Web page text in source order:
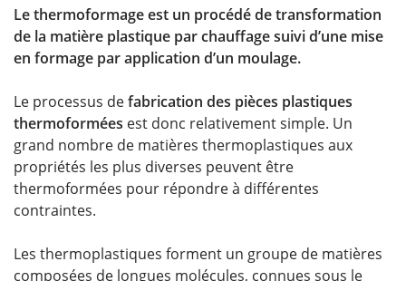
Le thermoformage est un procédé de transformation
de la matière plastique par chauffage suivi d’une mise
en formage par application d’un moulage.
Le processus defabrication des pièces plastiques
thermoformées est donc relativement simple. Un
grand nombre de matières thermoplastiques aux
propriétés les plus diverses peuvent être
thermoformées pour répondre à différentes
contraintes.
Les thermoplastiques forment un groupe de matières
composées de longues molécules, connues sous le